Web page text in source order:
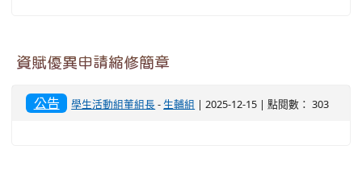
資賦優異申請縮修簡章
公告 學生活動組董組長-生輔組 | 2025-12-15 | 點閱數： 303